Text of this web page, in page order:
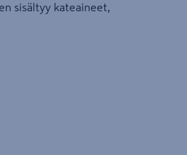
sisältyy kateaineet,